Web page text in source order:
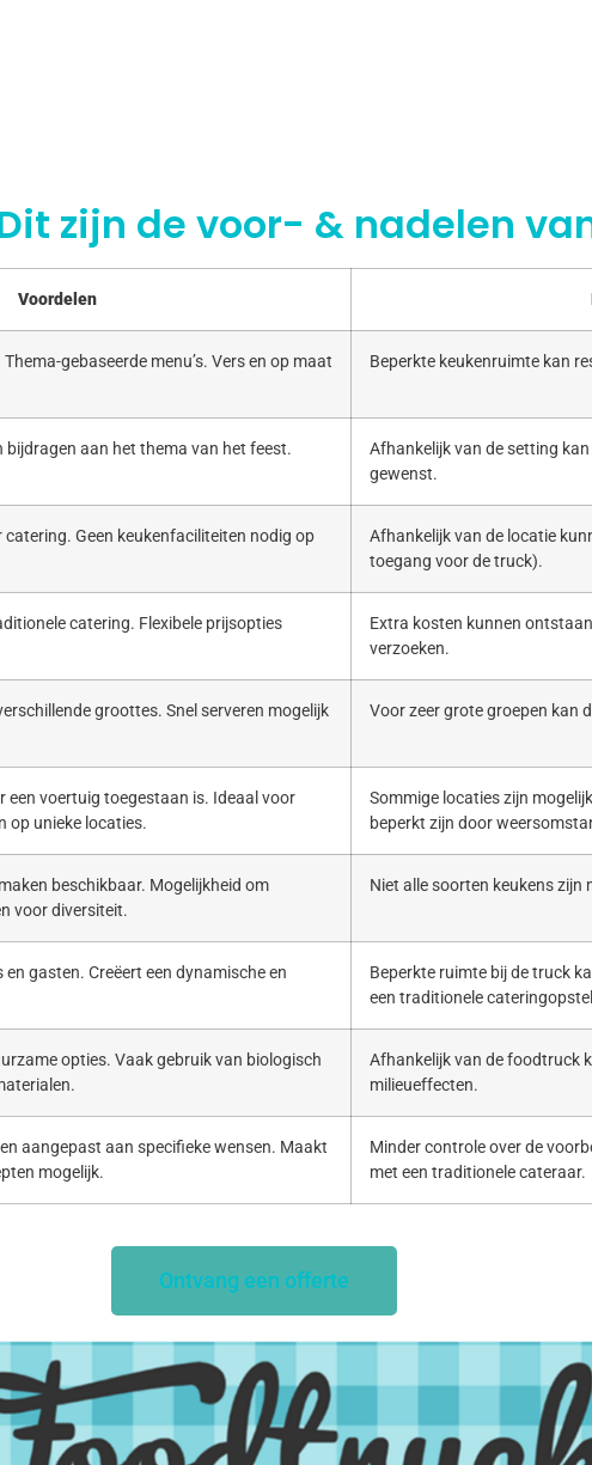
zijn de voor- & nadelen
Voordelen
gebaseerde menu’s. Vers en op maat
Beperkte keukenruimte kan
bijdragen aan het thema van het feest.
Afhankelijk van de setting
gewenst.
Geen keukenfaciliteiten nodig op
Afhankelijk van de locatie
toegang voor de truck).
catering. Flexibele prijsopties
Extra kosten kunnen
verzoeken.
groottes. Snel serveren mogelijk
Voor zeer grote groepen kan
een voertuig toegestaan is. Ideaal voor
op unieke locaties.
Sommige locaties zijn
beperkt zijn door
beschikbaar. Mogelijkheid om
voor diversiteit.
Niet alle soorten keukens zijn
gasten. Creëert een dynamische en
Beperkte ruimte bij de truck
een traditionele
opties. Vaak gebruik van biologisch
Afhankelijk van de foodtruck
milieueffecten.
aangepast aan specifieke wensen. Maakt
mogelijk.
Minder controle over de
met een traditionele cateraar.
Ontvang een offerte